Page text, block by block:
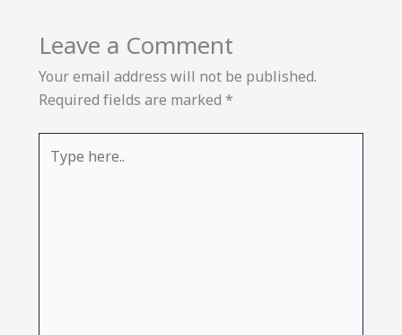
Leave a Comment
Your email address will not be published.
Required fields are marked*
here..